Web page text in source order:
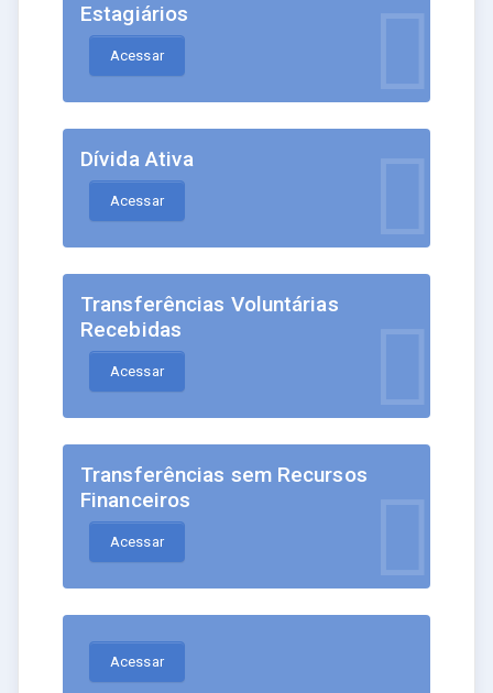
Estagiários
Acessar
Dívida Ativa
Acessar
Transferências Voluntárias
Recebidas
Acessar
Transferências sem Recursos
Financeiros
Acessar
Acessar